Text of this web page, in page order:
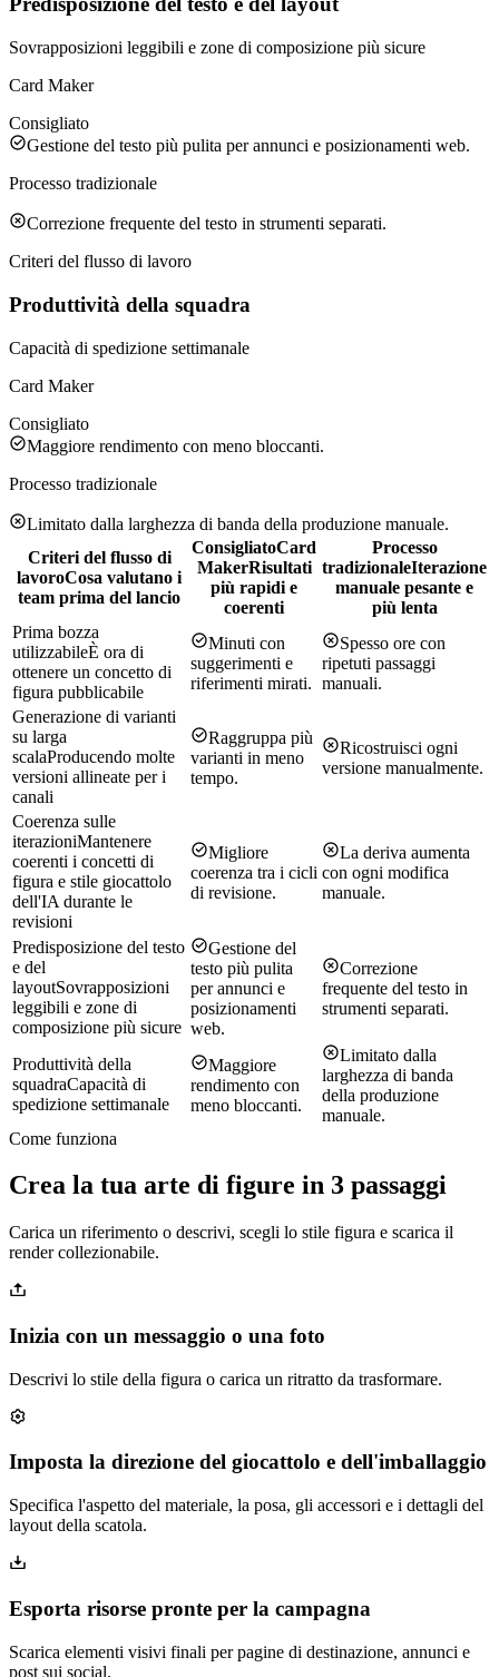
Sovrapposizioni leggibili e zone di composizione più sicure
Card Maker
Consigliato
Gestione del testo più pulita per annunci e posizionamenti web.
Processo tradizionale
Correzione frequente del testo in strumenti separati.
Criteri del flusso di lavoro
Produttività della squadra
Capacità di spedizione settimanale
Card Maker
Consigliato
Maggiore rendimento con meno bloccanti.
Processo tradizionale
Limitato dalla larghezza di banda della produzione manuale.
Criteri del flusso di
lavoroCosa valutano i
team prima del lancio
ConsigliatoCard
MakerRisultati
più rapidi e
coerenti
Processo
tradizionaleIterazione
manuale pesante e
più lenta
Prima bozza
utilizzabileÈ ora di
ottenere un concetto di
figura pubblicabile
Minuti con
suggerimenti e
riferimenti mirati.
Spesso ore con
ripetuti passaggi
manuali.
Generazione di varianti
su larga
scalaProducendo molte
versioni allineate per i
canali
Raggruppa più
varianti in meno
tempo.
Ricostruisci ogni
versione manualmente.
Coerenza sulle
iterazioniMantenere
coerenti i concetti di
figura e stile giocattolo
dell'IA durante le
revisioni
Migliore
coerenza tra i cicli
di revisione.
La deriva aumenta
con ogni modifica
manuale.
Predisposizione del testo
e del
layoutSovrapposizioni
leggibili e zone di
composizione più sicure
Gestione del
testo più pulita
per annunci e
posizionamenti
web.
Correzione
frequente del testo in
strumenti separati.
Produttività della
squadraCapacità di
spedizione settimanale
Maggiore
rendimento con
meno bloccanti.
Limitato dalla
larghezza di banda
della produzione
manuale.
Come funziona
Crea la tua arte di figure in 3 passaggi
Carica un riferimento o descrivi, scegli lo stile figura e scarica il
render collezionabile.
Inizia con un messaggio o una foto
Descrivi lo stile della figura o carica un ritratto da trasformare.
Imposta la direzione del giocattolo e dell'imballaggio
Specifica l'aspetto del materiale, la posa, gli accessori e i dettagli del
layout della scatola.
Esporta risorse pronte per la campagna
Scarica elementi visivi finali per pagine di destinazione, annunci e
post sui social.